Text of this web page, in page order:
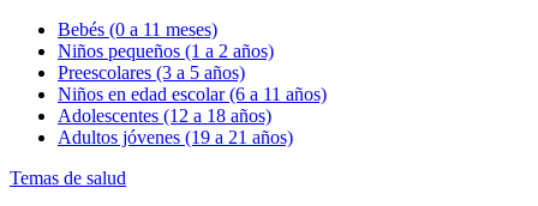
Bebés (0 a 11 meses)
Niños pequeños (1 a 2 años)
Preescolares (3 a 5 años)
Niños en edad escolar (6 a 11 años)
Adolescentes (12 a 18 años)
Adultos jóvenes (19 a 21 años)
Temas de salud